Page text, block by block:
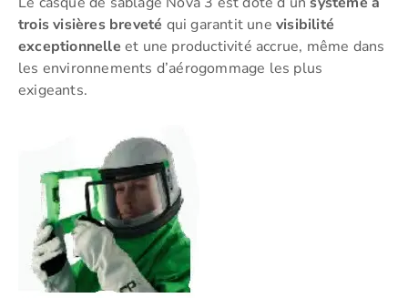
trois visières breveté qui garantit unevisibilité
exceptionnelle et une productivité accrue, même dans
les environnements d’aérogommage les plus
exigeants.